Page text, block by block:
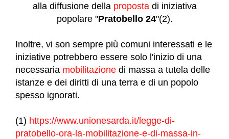
alla diffusione della proposta di iniziativa
popolare "Pratobello 24"(2).
Inoltre, vi son sempre più comuni interessati e le
iniziative potrebbero essere solo l'inizio di una
necessaria mobilitazione di massa a tutela delle
istanze e dei diritti di una terra e di un popolo
spesso ignorati.
(1) https://www.unionesarda.it/legge-di-
pratobello-ora-la-mobilitazione-e-di-massa-in-